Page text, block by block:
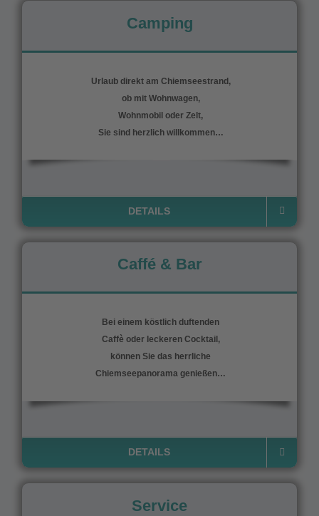
Camping
Urlaub direkt am Chiemseestrand,
ob mit Wohnwagen,
Wohnmobil oder Zelt,
Sie sind herzlich willkommen…
DETAILS
Caffé & Bar
Bei einem köstlich duftenden
Caffè oder leckeren Cocktail,
können Sie das herrliche
Chiemseepanorama genießen…
DETAILS
Service